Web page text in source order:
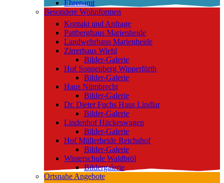
Ehrenamt
Besondere Wohnformen
Kontakt und Anfrage
Pattberghaus Marienheide
Landwehrhaus Marienheide
Zirrerhaus Wiehl
Bilder-Galerie
Hof Sonnenberg Wipperfürth
Bilder-Galerie
Haus Nümbrecht
Bilder-Galerie
Dr. Dieter Fuchs Haus Lindlar
Bilder-Galerie
Lindenhof Hückeswagen
Bilder-Galerie
Hof Müllerheide Reichshof
Bilder-Galerie
Winterschule Waldbröl
Bildergalerie
Ortsnahe Angebote